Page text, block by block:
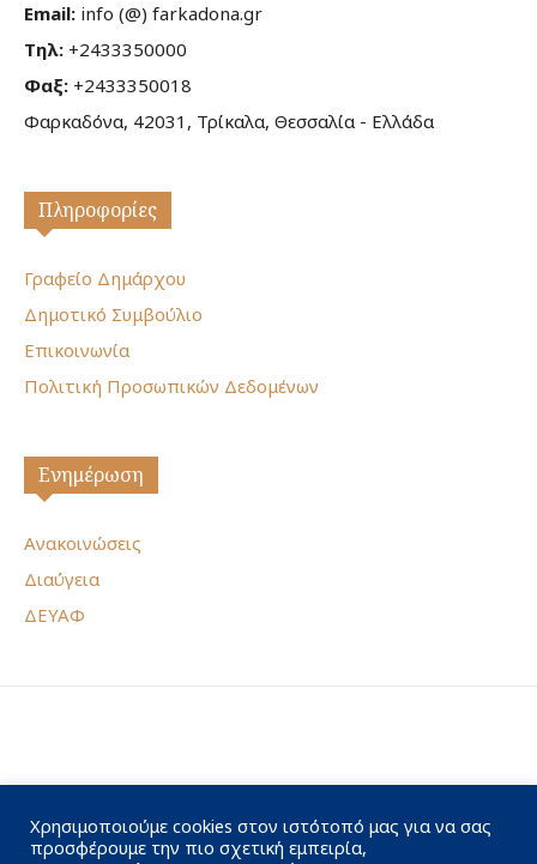
Email: info (@) farkadona.gr
Τηλ: +2433350000
Φαξ: +2433350018
Φαρκαδόνα, 42031, Τρίκαλα, Θεσσαλία - Ελλάδα
Πληροφορίες
Γραφείο Δημάρχου
Δημοτικό Συμβούλιο
Επικοινωνία
Πολιτική Προσωπικών Δεδομένων
Ενημέρωση
Ανακοινώσεις
Διαύγεια
ΔΕΥΑΦ
Χρησιμοποιούμε cookies στον ιστότοπό μας για να σας
προσφέρουμε την πιο σχετική εμπειρία,